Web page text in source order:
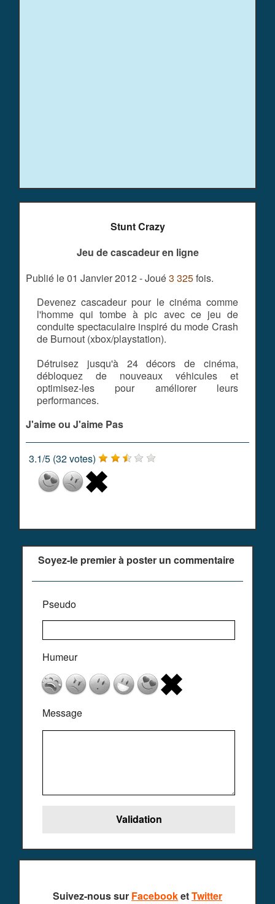
Stunt Crazy
Jeu de cascadeur en ligne
Publié le 01 Janvier 2012 - Joué3 325fois.
Devenez cascadeur pour le cinéma comme
l'homme qui tombe à pic avec ce jeu de
conduite spectaculaire inspiré du mode Crash
de Burnout (xbox/playstation).
Détruisez jusqu'à 24 décors de cinéma,
débloquez de nouveaux véhicules et
optimisez-les pour améliorer leurs
performances.
J'aime ou J'aime Pas
3.1/5 (32votes)
Soyez-le premier à poster un commentaire
Pseudo
Humeur
Message
Suivez-nous sur FacebooketTwitter